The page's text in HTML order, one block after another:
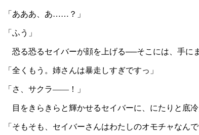
「あああ、あ……？」
「ふう」
恐る恐るセイバーが顔を上げる──そこには、手に
「全くもう。姉さんは暴走しすぎですっ」
「さ、サクラ――！」
目をきらきらと輝かせるセイバーに、にたりと底冷
「そもそも、セイバーさんはわたしのオモチャなんで